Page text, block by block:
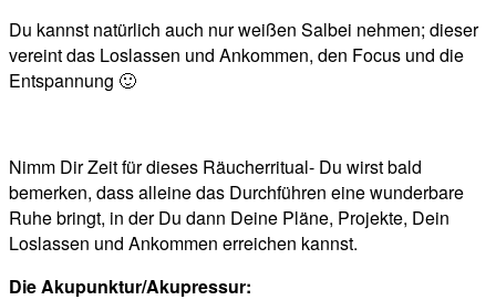
Du kannst natürlich auch nur weißen Salbei nehmen; dieser
vereint das Loslassen und Ankommen, den Focus und die
Entspannung 🙂
Nimm Dir Zeit für dieses Räucherritual- Du wirst bald
bemerken, dass alleine das Durchführen eine wunderbare
Ruhe bringt, in der Du dann Deine Pläne, Projekte, Dein
Loslassen und Ankommen erreichen kannst.
Die Akupunktur/Akupressur: